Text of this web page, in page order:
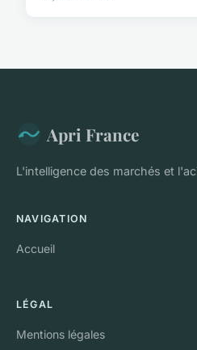
Apri France
L'intelligence des marchés et
NAVIGATION
Accueil
LÉGAL
Mentions légales